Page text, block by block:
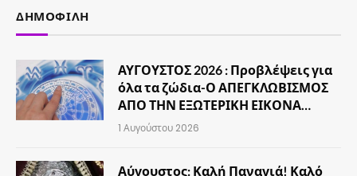
ΔΗΜΟΦΙΛΉ
ΑΥΓΟΥΣΤΟΣ 2026 : Προβλέψεις για
όλα τα ζώδια-Ο ΑΠΕΓΚΛΩΒΙΣΜΟΣ
ΑΠΟ ΤΗΝ ΕΞΩΤΕΡΙΚΗ ΕΙΚΟΝΑ…
1 Αυγούστου 2026
Αύγουστος: Καλή Παναγιά! Καλό